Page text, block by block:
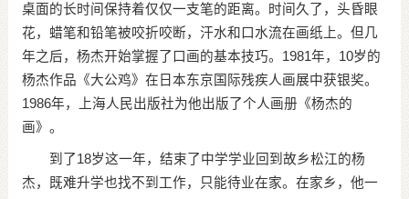
桌面的长时间保持着仅仅一支笔的距离。时间久了，头昏眼
花，蜡笔和铅笔被咬折咬断，汗水和口水流在画纸上。但几
年之后，杨杰开始掌握了口画的基本技巧。1981年，10岁的
杨杰作品《大公鸡》在日本东京国际残疾人画展中获银奖。
1986年，上海人民出版社为他出版了个人画册《杨杰的
画》。
到了18岁这一年，结束了中学学业回到故乡松江的杨
杰，既难升学也找不到工作，只能待业在家。在家乡，他一